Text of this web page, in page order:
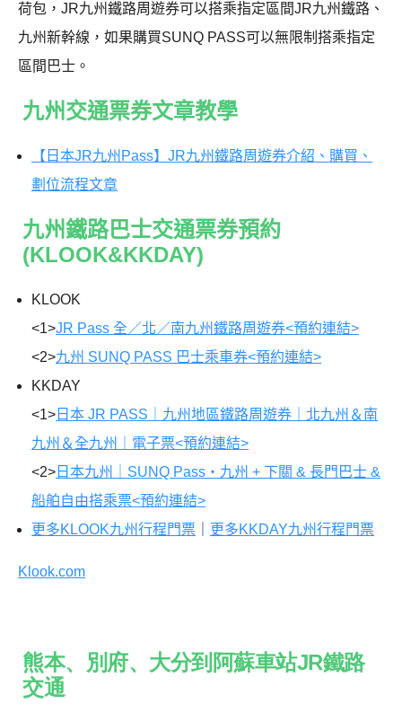
荷包，JR九州鐵路周遊券可以搭乘指定區間JR九州鐵路、
九州新幹線，如果購買SUNQ PASS可以無限制搭乘指定
區間巴士。
九州交通票券文章教學
【日本JR九州Pass】JR九州鐵路周遊券介紹、購買、
劃位流程文章
九州鐵路巴士交通票券預約
(KLOOK&KKDAY)
KLOOK
<1>JR Pass 全／北／南九州鐵路周遊券<預約連結>
<2>九州 SUNQ PASS 巴士乘車券<預約連結>
KKDAY
<1> 日本 JR PASS｜九州地區鐵路周遊券｜北九州＆南
九州＆全九州｜電子票<預約連結>
<2> 日本九州｜SUNQ Pass・九州 + 下關 & 長門巴士 &
船舶自由搭乘票<預約連結>
更多KLOOK九州行程門票
更多KKDAY九州行程門票
Klook.com
熊本、別府、大分到阿蘇車站JR鐵路
交通